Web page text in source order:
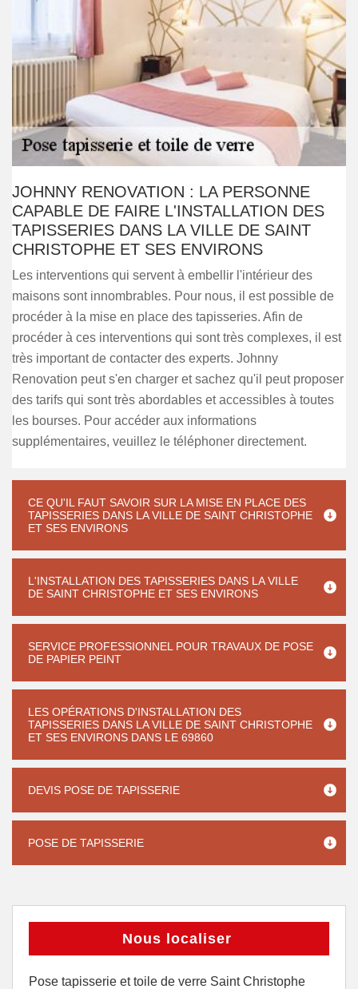
JOHNNY RENOVATION : LA PERSONNE
CAPABLE DE FAIRE L'INSTALLATION DES
TAPISSERIES DANS LA VILLE DE SAINT
CHRISTOPHE ET SES ENVIRONS
Les interventions qui servent à embellir l'intérieur des
maisons sont innombrables. Pour nous, il est possible de
procéder à la mise en place des tapisseries. Afin de
procéder à ces interventions qui sont très complexes, il est
très important de contacter des experts. Johnny
Renovation peut s'en charger et sachez qu'il peut proposer
des tarifs qui sont très abordables et accessibles à toutes
les bourses. Pour accéder aux informations
supplémentaires, veuillez le téléphoner directement.
CE QU'IL FAUT SAVOIR SUR LA MISE EN PLACE DES
TAPISSERIES DANS LA VILLE DE SAINT CHRISTOPHE
ET SES ENVIRONS
L'INSTALLATION DES TAPISSERIES DANS LA VILLE
DE SAINT CHRISTOPHE ET SES ENVIRONS
SERVICE PROFESSIONNEL POUR TRAVAUX DE POSE
DE PAPIER PEINT
LES OPÉRATIONS D'INSTALLATION DES
TAPISSERIES DANS LA VILLE DE SAINT CHRISTOPHE
ET SES ENVIRONS DANS LE 69860
DEVIS POSE DE TAPISSERIE
POSE DE TAPISSERIE
Nous localiser
Pose tapisserie et toile de verre Saint Christophe